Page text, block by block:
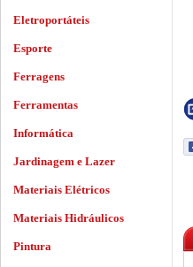
Eletroportáteis
Esporte
Ferragens
Ferramentas
Informática
Jardinagem e Lazer
Materiais Elétricos
Materiais Hidráulicos
Pintura